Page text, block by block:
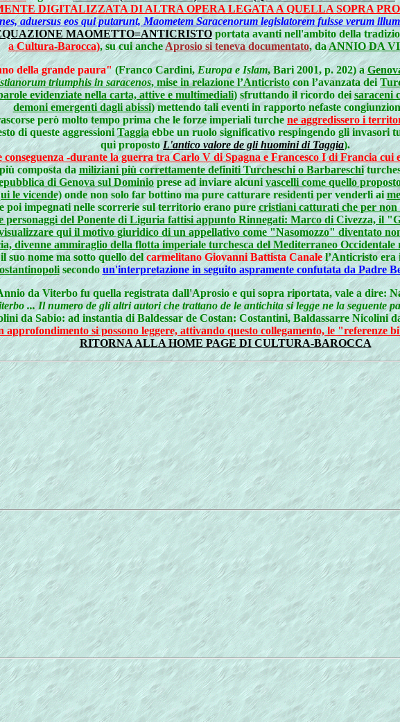
DIGITALIZZATA DI ALTRA OPERA LEGATA A QUELLA SOPRA
aduersus eos qui putarunt, Maometem Saracenorum legislatorem fuisse verum
MAOMETTO=ANTICRISTOportata avanti nell'ambito della
a Cultura-Barocca), su cui ancheAprosio si teneva documentato, daANNIO DA
della grande paura" (Franco Cardini, Europa e Islam, Bari 2001, p. 202) a
triumphis in saracenos, mise in relazione l’Anticristocon l’avanzata dei
evidenziate nella carta, attive e multimediali) sfruttando il ricordo dei saraceni
demoni emergenti dagli abissi) mettendo tali eventi in rapportonefaste
però molto tempo prima che le forze imperiali turche ne aggredissero i
di queste aggressioniTaggia ebbe un ruolo significativo respingendo gli invasori
qui proposto L'antico valore de gli huomini di Taggia).
conseguenza -durante la guerra tra Carlo V di Spagna e Francesco I di Francia
composta damiliziani più correttamente definiti Turcheschi o Barbareschi
di Genova sul Dominio prese ad inviare alcunivascelli come quello
le vicende)onde non solo far bottino ma pure catturare residenti per venderli ai
poi impegnati nelle scorrerie sul territorio erano purecristiani catturati che per
personaggi del Ponente di Liguria fattisi appunto Rinnegati: Marco di Civezza, il
qui il motivo giuridico di un appellativo come "Nasomozzo" diventato
divenne ammiraglio della flotta imperiale turchesca del Mediterraneo
suo nome ma sotto quello delcarmelitano Giovanni Battista Canalel’Anticristo
secondoun'interpretazione in seguito aspramente confutata da Padre
da Viterbo fu quella registrata dall'Aprosio e qui sopra riportata, vale a dire:
... Il numero de gli altri autori che trattano de le antichita si legge ne la seguente
da Sabio: ad instantia di Baldessar de Costan: Costantini, Baldassarre Nicolini
approfondimento si possono leggere, attivando questo collegamento, le "referenze
RITORNA ALLA HOME PAGE DI CULTURA-BAROCCA